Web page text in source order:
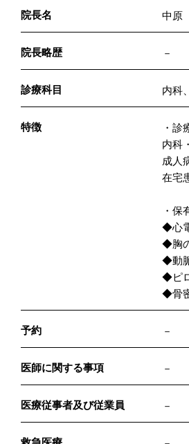
院長名 中原
院長略歴 －
診療科目 内科
特徴
・診
内科
成人
在宅
・保
◆心
◆胸
◆動
◆ピ
◆骨
予約 －
医師に関する事項 －
医療従事者及び従業員 －